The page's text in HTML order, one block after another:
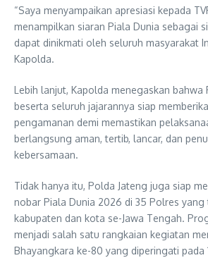
“Saya menyampaikan apresiasi kepada
menampilkan siaran Piala Dunia sebagai
dapat dinikmati oleh seluruh masyarakat
Kapolda.
Lebih lanjut, Kapolda menegaskan bahwa
beserta seluruh jajarannya siap
pengamanan demi memastikan
berlangsung aman, tertib, lancar, dan
kebersamaan.
Tidak hanya itu, Polda Jateng juga siap
nobar Piala Dunia 2026 di 35 Polres yang
kabupaten dan kota se-Jawa Tengah.
menjadi salah satu rangkaian kegiatan
Bhayangkara ke-80 yang diperingati pada